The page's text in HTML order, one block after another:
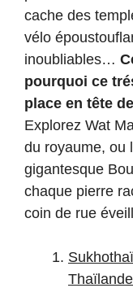
cache des
vélo
inoubliables…
pourquoi ce
place en tête
Explorez Wat
du royaume, ou
gigantesque
chaque pierre
coin de rue